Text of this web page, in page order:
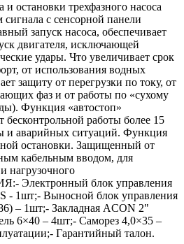
и остановки трехфазного насоса
сигнала с сенсорной панели
запуск насоса, обеспечивает
двигателя, исключающей
удары. Что увеличивает срок
от использования водных
защиту от перегрузки по току, от
фаз и от работы по «сухому
Функция «автостоп»
бесконтрольной работы более 15
и аварийных ситуаций. Функция
остановки. Защищенный от
кабельным вводом, для
нагрузочного
Электронный блок управления
- 1шт;- Выносной блок управления
– 1шт;- Закладная ACON 2"
6×40 – 4шт;- Саморез 4,0×35 –
Гарантийный талон.